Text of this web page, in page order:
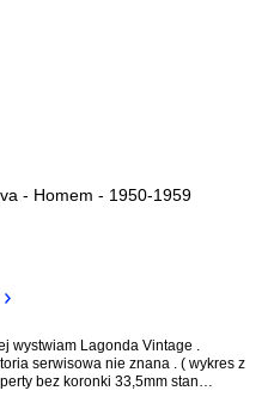
- Homem - 1950-1959
wystwiam Lagonda Vintage .
serwisowa nie znana . ( wykres z